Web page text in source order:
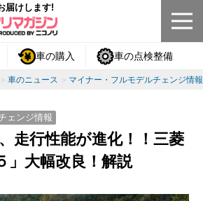
届けします!
車の購入 車の点検整備
車のニュース マイナー・フルモデルチェンジ情報
ェンジ情報
走行性能が進化！！三菱
」大幅改良！解説